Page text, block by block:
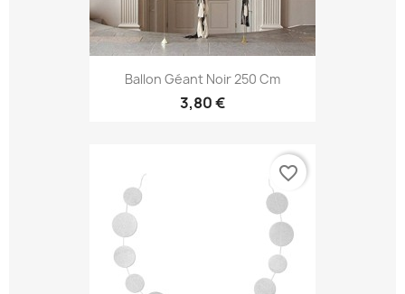
Ballon Géant Noir 250 Cm
3,80 €
favorite_border